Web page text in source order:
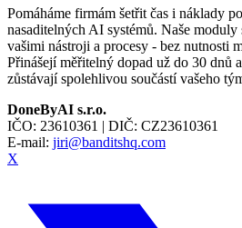
Pomáháme firmám šetřit čas i náklady
nasaditelných AI systémů. Naše
vašimi nástroji a procesy - bez nutnosti
Přinášejí měřitelný dopad už do 30 dnů
zůstávají spolehlivou součástí vašeho
DoneByAI s.r.o.
IČO: 23610361 | DIČ: CZ23610361
E-mail: jiri@banditshq.com
X